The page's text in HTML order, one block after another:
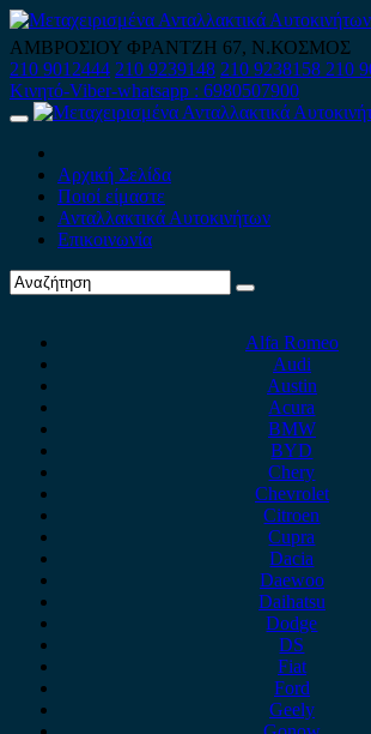
Skip
to
content
ΑΜΒΡΟΣΙΟΥ ΦΡΑΝΤΖΗ 67, Ν.ΚΟΣΜΟΣ
210 9012444 210 9239148 210 9238158 210
Κινητό-Viber-whatsapp : 6980507900
Primary
Αρχική Σελίδα
Ποιοί είμαστε
Ανταλλακτικά Αυτοκινήτων
Επικοινωνία
Alfa Romeo
Audi
Austin
Acura
BMW
BYD
Chery
Chevrolet
Citroen
Cupra
Dacia
Daewoo
Daihatsu
Dodge
DS
Fiat
Ford
Geely